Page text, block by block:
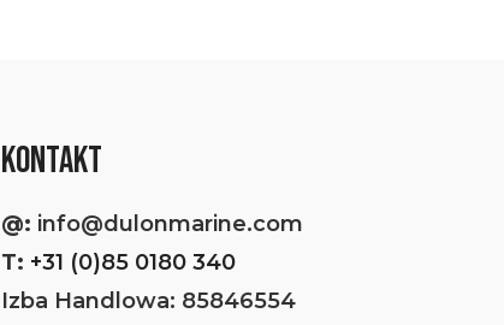
KONTAKT
@: info@dulonmarine.com
T: +31 (0)85 0180 340
Izba Handlowa: 85846554